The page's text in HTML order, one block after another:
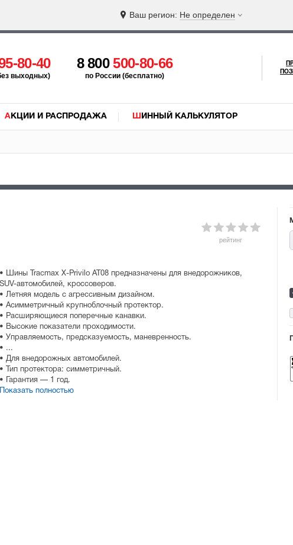
Ваш регион: Не определен
80-40
выходных)
8 800500-80-66
по России (бесплатно)
АКЦИИ И РАСПРОДАЖА ШИННЫЙ КАЛЬКУЛЯТОР
рейтинг
• Шины Tracmax X-Privilo AT08 предназначены для внедорожников,
SUV-автомобилей, кроссоверов.
• Летняя модель с агрессивным дизайном.
• Асимметричный крупноблочный протектор.
• Расширяющиеся поперечные канавки.
• Высокие показатели проходимости.
• Управляемость, предсказуемость, маневренность.
• ...
• Для внедорожных автомобилей.
• Тип протектора: симметричный.
• Гарантия — 1 год.
Показать полностью